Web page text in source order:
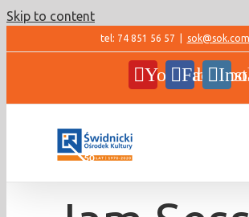
Skip to content
tel: 74 851 56 57
YouTube